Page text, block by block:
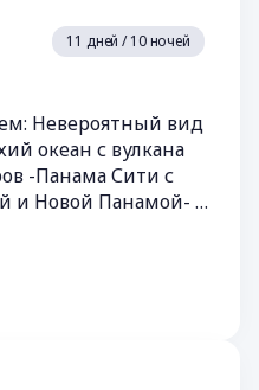
11 дней / 10 ночей
Невероятный вид
океан с вулкана
-Панама Сити с
и Новой Панамой- и